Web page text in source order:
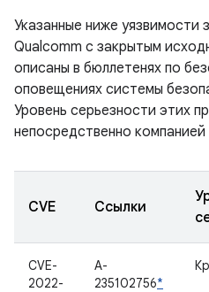
Указанные ниже уязвимости
Qualcomm с закрытым
описаны в бюллетенях по
оповещениях системы
Уровень серьезности этих
непосредственно компанией
CVE Ссылки
CVE-
2022-
A-
235102756*